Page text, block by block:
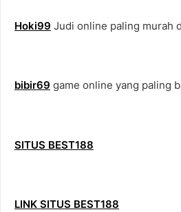
Hoki99 Judi online paling murah
bibir69 game online yang paling
SITUS BEST188
LINK SITUS BEST188